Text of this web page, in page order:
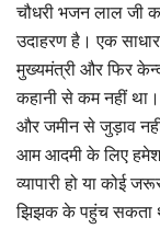
चौधरी भजन लाल जी
उदाहरण है। एक
मुख्यमंत्री और फिर
कहानी से कम नहीं
और जमीन से जुड़ाव
आम आदमी के लिए
व्यापारी हो या कोई
झिझक के पहुंच सकता